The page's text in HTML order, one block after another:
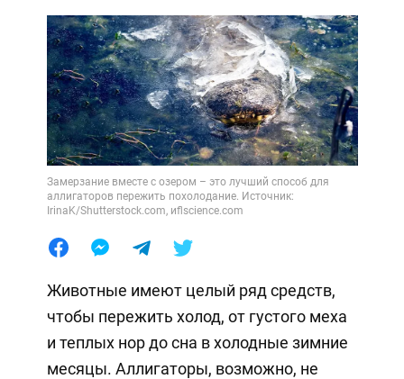
Африка
Жизнь
Лайфхаки
Замерзание вместе с озером – это лучший способ для
аллигаторов пережить похолодание. Источник:
IrinaK/Shutterstock.com, иflscience.com
Животные имеют целый ряд средств,
чтобы пережить холод, от густого меха
и теплых нор до сна в холодные зимние
месяцы. Аллигаторы, возможно, не